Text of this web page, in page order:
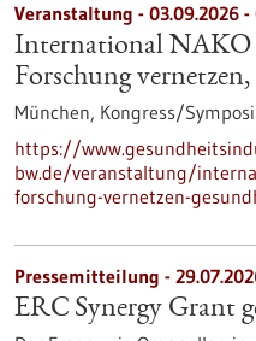
Veranstaltung - 03.09.2026 -
International NAKO
Forschung
München, Kongress/
https://
bw.de/veranstaltung/
forschung-vernetzen-
Pressemitteilung -
ERC Synergy Grant